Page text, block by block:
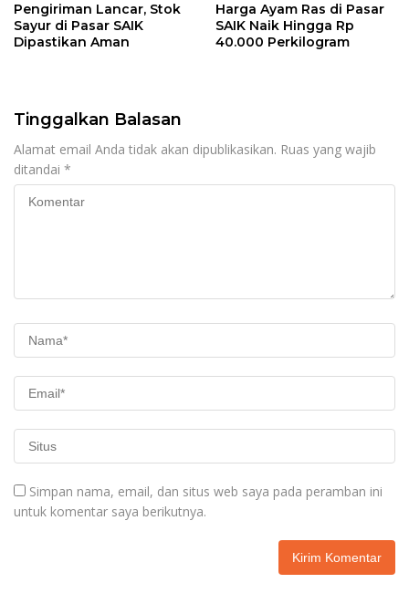
Pengiriman Lancar, Stok
Sayur di Pasar SAIK
Dipastikan Aman
Harga Ayam Ras di Pasar
SAIK Naik Hingga Rp
40.000 Perkilogram
Tinggalkan Balasan
Alamat email Anda tidak akan dipublikasikan. Ruas yang wajib
ditandai *
Simpan nama, email, dan situs web saya pada peramban ini
untuk komentar saya berikutnya.